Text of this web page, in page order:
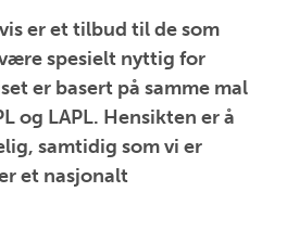
er et tilbud til de som
spesielt nyttig for
er basert på samme mal
og LAPL. Hensikten er å
samtidig som vi er
et nasjonalt